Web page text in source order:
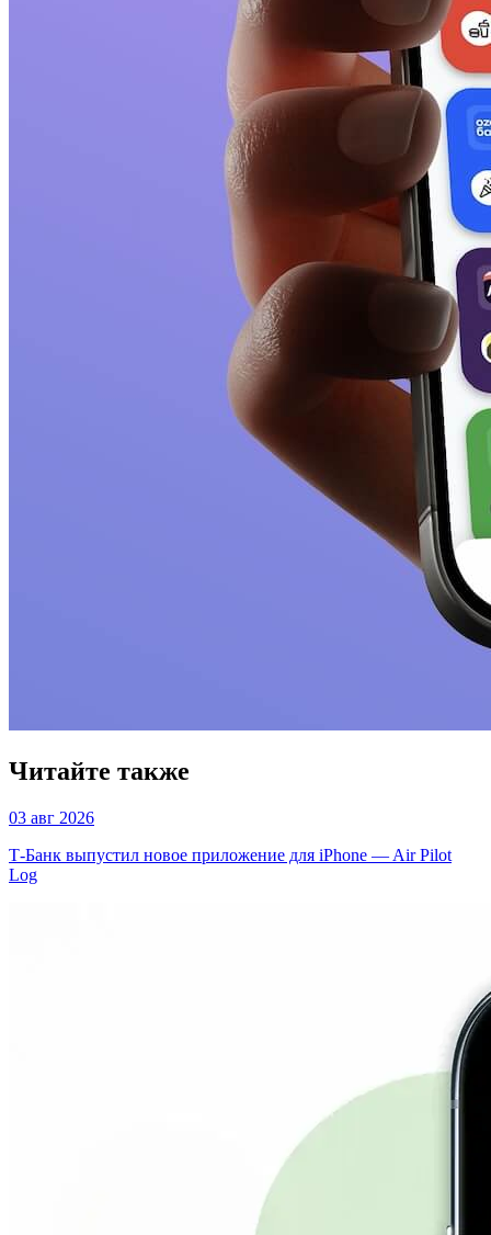
Читайте также
03 авг 2026
Т-Банк выпустил новое приложение для iPhone — Air Pilot
Log